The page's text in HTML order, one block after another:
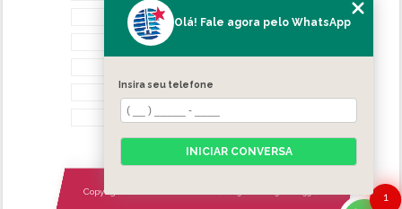
SERVIÇOS
CATEGORIAS
MAPA DO SITE
Copyright © Estrela Persianas. (Lei 9610 de 19/02/1998) 1
Olá! Fale agora pelo WhatsApp
Insira seu telefone
INICIAR CONVERSA